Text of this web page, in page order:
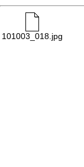
101003_018.jpg